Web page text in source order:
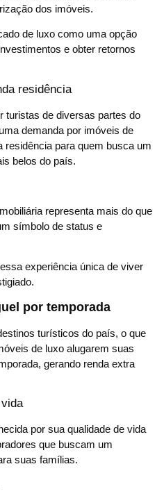
dos imóveis.
de luxo como uma opção
e obter retornos
residência
turistas de diversas partes do
demanda por imóveis de
residência para quem busca um
belos do país.
representa mais do que
símbolo de status e
experiência única de viver
por temporada
turísticos do país, o que
de luxo alugarem suas
gerando renda extra
por sua qualidade de vida
que buscam um
suas famílias.